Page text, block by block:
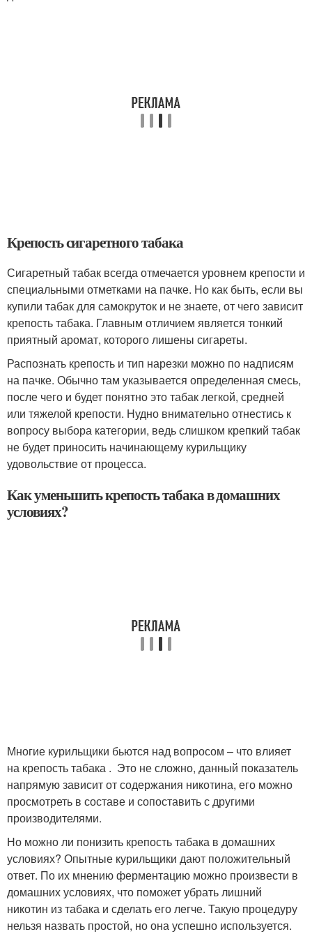
Крепость сигаретного табака
Сигаретный табак всегда отмечается уровнем крепости и
специальными отметками на пачке. Но как быть, если вы
купили табак для самокруток и не знаете, от чего зависит
крепость табака. Главным отличием является тонкий
приятный аромат, которого лишены сигареты.
Распознать крепость и тип нарезки можно по надписям
на пачке. Обычно там указывается определенная смесь,
после чего и будет понятно это табак легкой, средней
или тяжелой крепости. Нудно внимательно отнестись к
вопросу выбора категории, ведь слишком крепкий табак
не будет приносить начинающему курильщику
удовольствие от процесса.
Как уменьшить крепость табака в домашних
условиях?
Многие курильщики бьются над вопросом – что влияет
на крепость табака . Это не сложно, данный показатель
напрямую зависит от содержания никотина, его можно
просмотреть в составе и сопоставить с другими
производителями.
Но можно ли понизить крепость табака в домашних
условиях? Опытные курильщики дают положительный
ответ. По их мнению ферментацию можно произвести в
домашних условиях, что поможет убрать лишний
никотин из табака и сделать его легче. Такую процедуру
нельзя назвать простой, но она успешно используется.